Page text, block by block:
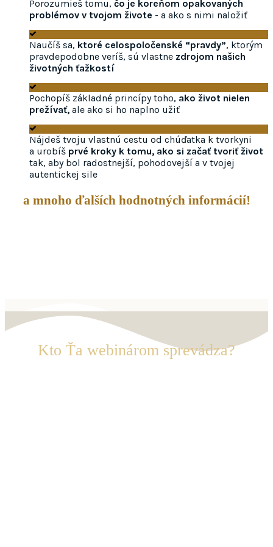
Porozumieš tomu, čo je koreňom opakovaných
problémov v tvojom živote - a ako s nimi naložiť
Naučíš sa, ktoré celospoločenské “pravdy”, ktorým
pravdepodobne veríš, sú vlastne zdrojom našich
životných ťažkostí
Pochopíš základné princípy toho, ako život nielen
prežívať, ale ako si ho naplno užiť
Nájdeš tvoju vlastnú cestu od chúďatka k tvorkyni
a urobíš prvé kroky k tomu, ako si začať tvoriť život
tak, aby bol radostnejší, pohodovejší a v tvojej
autentickej sile
a mnoho ďalších hodnotných informácií!
Kto Ťa webinárom sprevádza?